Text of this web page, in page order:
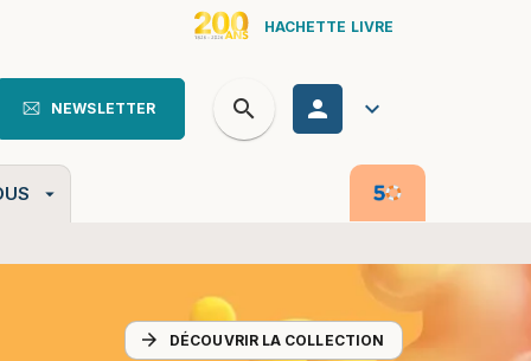
HACHETTE LIVRE
NEWSLETTER search personn keyboard_arrow_down
arrow_drop_down
search
arrow_forward DÉCOUVRIR LA COLLECTION